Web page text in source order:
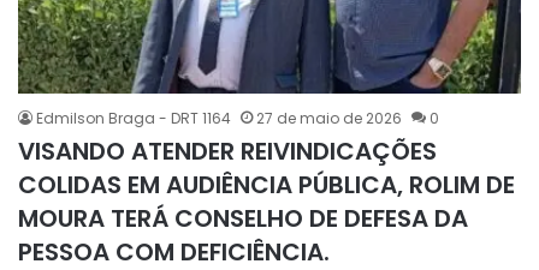
Edmilson Braga - DRT 1164 27 de maio de 2026 0
VISANDO ATENDER REIVINDICAÇÕES
COLIDAS EM AUDIÊNCIA PÚBLICA, ROLIM DE
MOURA TERÁ CONSELHO DE DEFESA DA
PESSOA COM DEFICIÊNCIA.